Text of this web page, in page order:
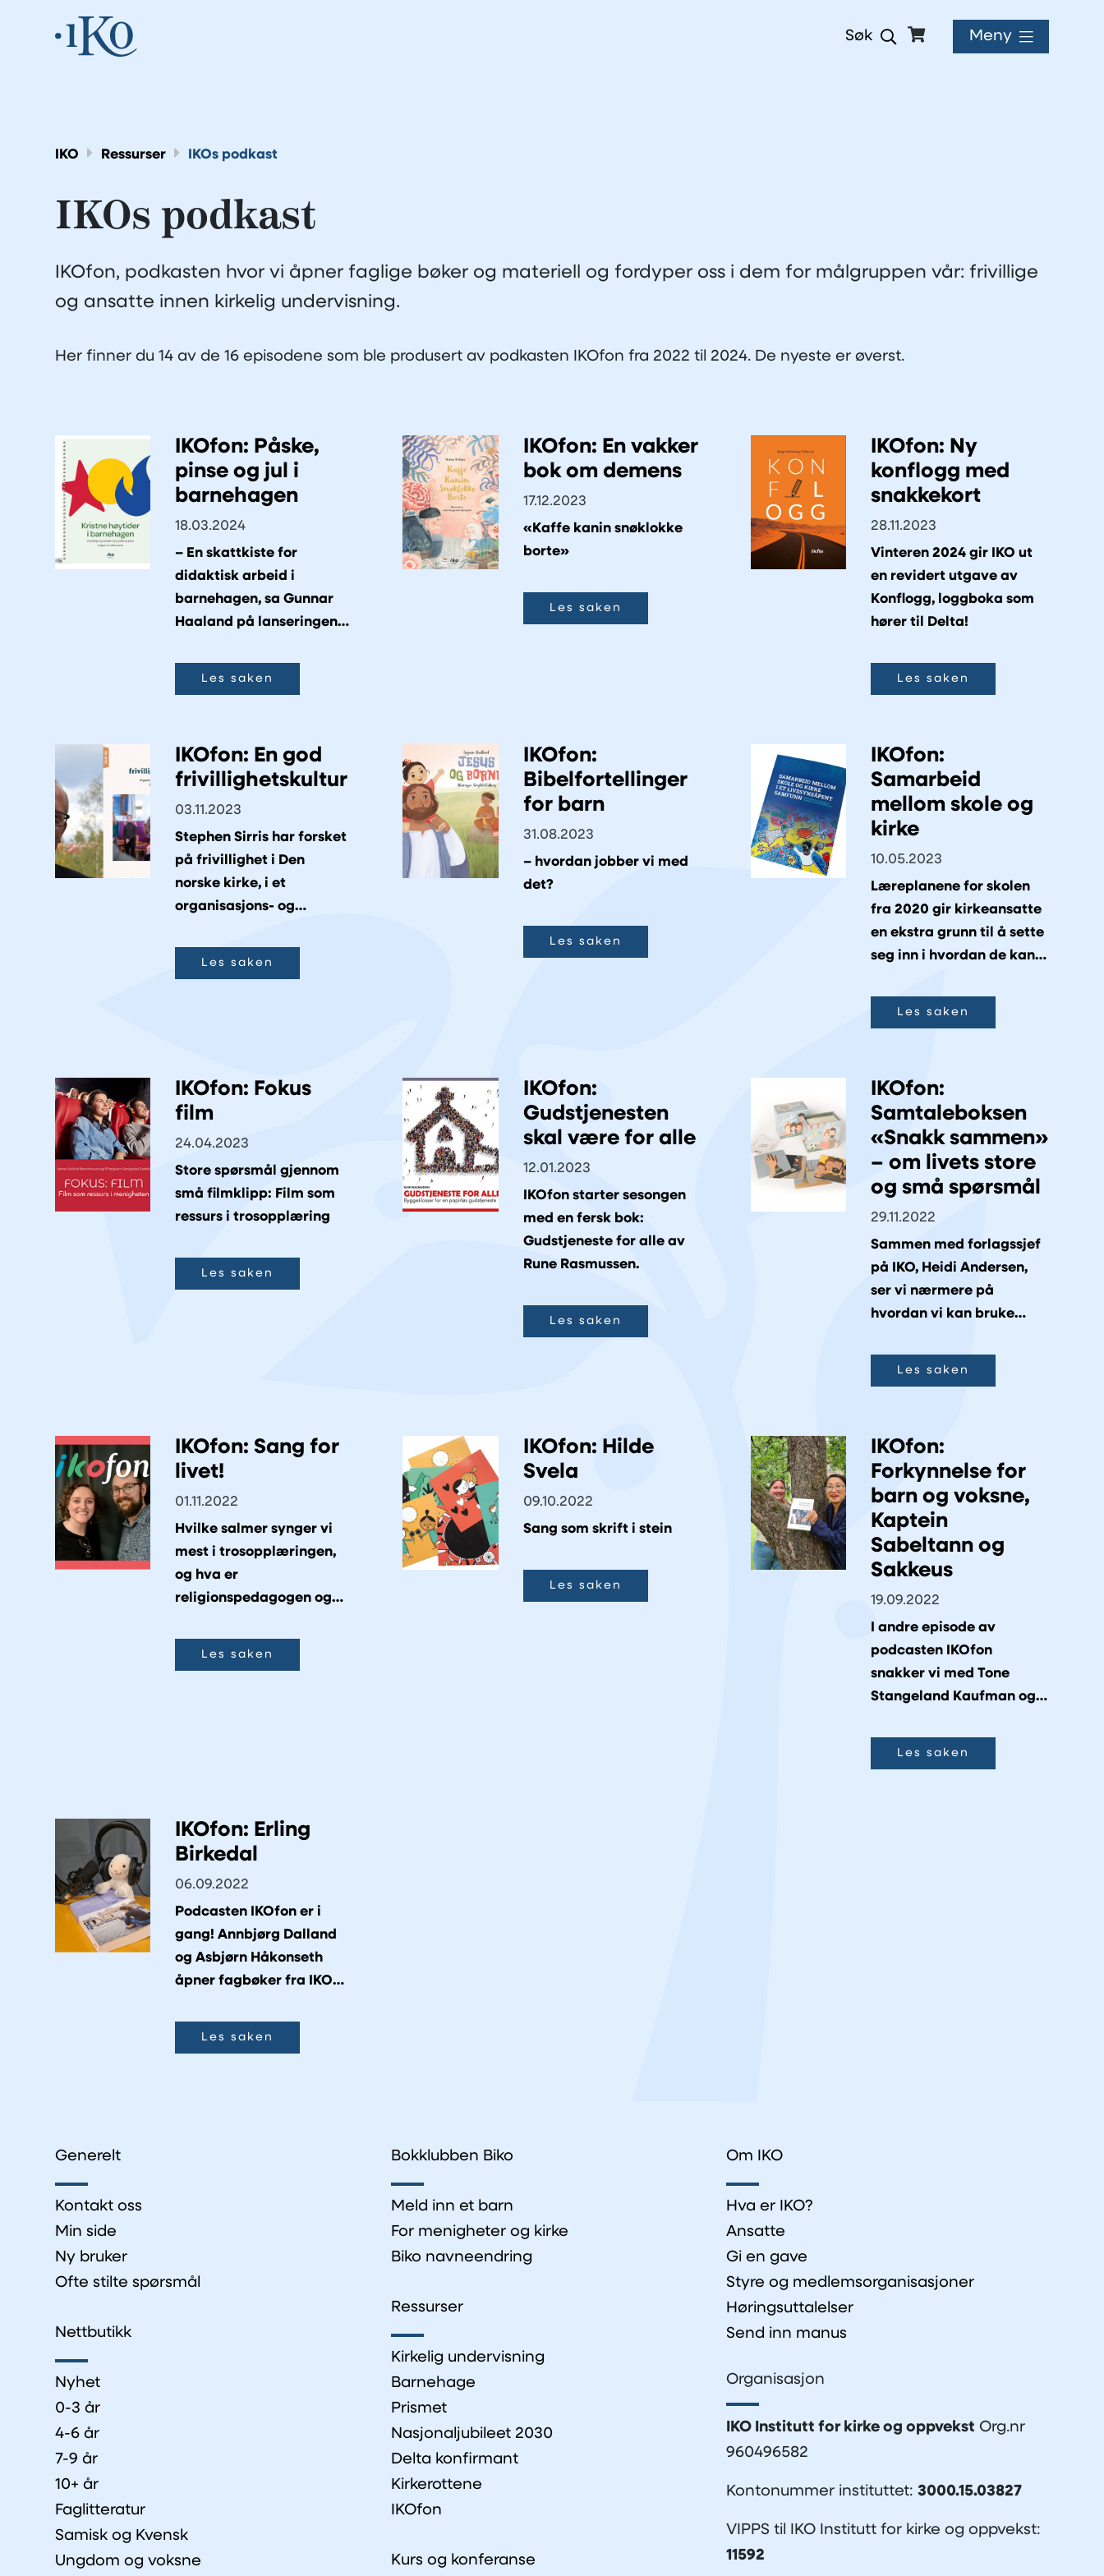
Søk Meny
IKO Ressurser IKOs podkast
IKOs podkast
IKOfon, podkasten hvor vi åpner faglige bøker og materiell og fordyper oss i dem for målgruppen vår: frivillige
og ansatte innen kirkelig undervisning.
Her finner du 14 av de 16 episodene som ble produsert av podkasten IKOfon fra 2022 til 2024. De nyeste er øverst.
IKOfon: Påske,
pinse og jul i
barnehagen
18.03.2024
– En skattkiste for
didaktisk arbeid i
barnehagen, sa Gunnar
Haaland på lanseringen
Les saken
IKOfon: En vakker
bok om demens
17.12.2023
«Kaffe kanin snøklokke
borte»
Les saken
IKOfon: Ny
konflogg med
snakkekort
28.11.2023
Vinteren 2024 gir IKO ut
en revidert utgave av
Konflogg, loggboka som
hører til Delta!
Les saken
IKOfon: En god
frivillighetskultur
03.11.2023
Stephen Sirris har forsket
på frivillighet i Den
norske kirke, i et
organisasjons- og
Les saken
IKOfon:
Bibelfortellinger
for barn
31.08.2023
– hvordan jobber vi med
det?
Les saken
IKOfon:
Samarbeid
mellom skole og
kirke
10.05.2023
Læreplanene for skolen
fra 2020 gir kirkeansatte
en ekstra grunn til å sette
seg inn i hvordan de kan
Les saken
IKOfon: Fokus
film
24.04.2023
Store spørsmål gjennom
små filmklipp: Film som
ressurs i trosopplæring
Les saken
IKOfon:
Gudstjenesten
skal være for alle
12.01.2023
IKOfon starter sesongen
med en fersk bok:
Gudstjeneste for alle av
Rune Rasmussen.
Les saken
IKOfon:
Samtaleboksen
«Snakk sammen»
– om livets store
og små spørsmål
29.11.2022
Sammen med forlagssjef
på IKO, Heidi Andersen,
ser vi nærmere på
hvordan vi kan bruke
Les saken
IKOfon: Sang for
livet!
01.11.2022
Hvilke salmer synger vi
mest i trosopplæringen,
og hva er
religionspedagogen og
Les saken
IKOfon: Hilde
Svela
09.10.2022
Sang som skrift i stein
Les saken
IKOfon:
Forkynnelse for
barn og voksne,
Kaptein
Sabeltann og
Sakkeus
19.09.2022
I andre episode av
podcasten IKOfon
snakker vi med Tone
Stangeland Kaufman og
Les saken
IKOfon: Erling
Birkedal
06.09.2022
Podcasten IKOfon er i
gang! Annbjørg Dalland
og Asbjørn Håkonseth
åpner fagbøker fra IKO
Les saken
Generelt
Kontakt oss
Min side
Ny bruker
Ofte stilte spørsmål
Nettbutikk
Nyhet
0-3 år
4-6 år
7-9 år
10+ år
Faglitteratur
Samisk og Kvensk
Ungdom og voksne
Bokklubben Biko
Meld inn et barn
For menigheter og kirke
Biko navneendring
Ressurser
Kirkelig undervisning
Barnehage
Prismet
Nasjonaljubileet 2030
Delta konfirmant
Kirkerottene
IKOfon
Kurs og konferanse
Om IKO
Hva er IKO?
Ansatte
Gi en gave
Styre og medlemsorganisasjoner
Høringsuttalelser
Send inn manus
Organisasjon
IKO Institutt for kirke og oppvekst Org.nr
960496582
Kontonummer instituttet:3000.15.03827
VIPPS til IKO Institutt for kirke og oppvekst:
11592